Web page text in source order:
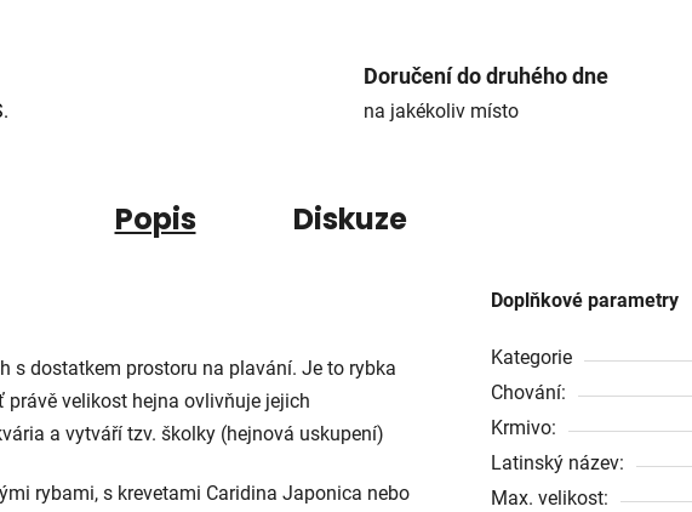
Doručení do druhého dne
na jakékoliv místo
Popis Diskuze
s dostatkem prostoru na plavání. Je to rybka
velikost hejna ovlivňuje jejich
a vytváří tzv. školky (hejnová uskupení)
rybami, s krevetami Caridina Japonica nebo
Doplňkové parametry
Kategorie
Chování:
Krmivo:
Latinský název:
Max. velikost: